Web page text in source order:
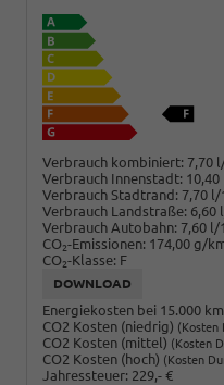
Verbrauch kombiniert: 7,70
Verbrauch Innenstadt:
Verbrauch Stadtrand: 7,70 l/
Verbrauch Landstraße: 6,60
Verbrauch Autobahn: 7,60 l/
CO2-Emissionen: 174,00 g/
CO2-Klasse: F
DOWNLOAD
Energiekosten bei 15.000
CO2 Kosten (niedrig) (Kosten
CO2 Kosten (mittel) (Kosten
CO2 Kosten (hoch) (Kosten
Jahressteuer: 229,- €